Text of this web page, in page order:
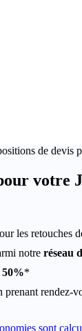
de devis
votre
les retouches
notre réseau
*
prenant rendez-
sont